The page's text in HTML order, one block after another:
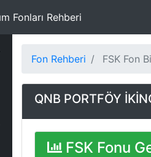
Fonları Rehberi
Fon Rehberi FSK Fon
QNB PORTFÖY
FSK Fonu